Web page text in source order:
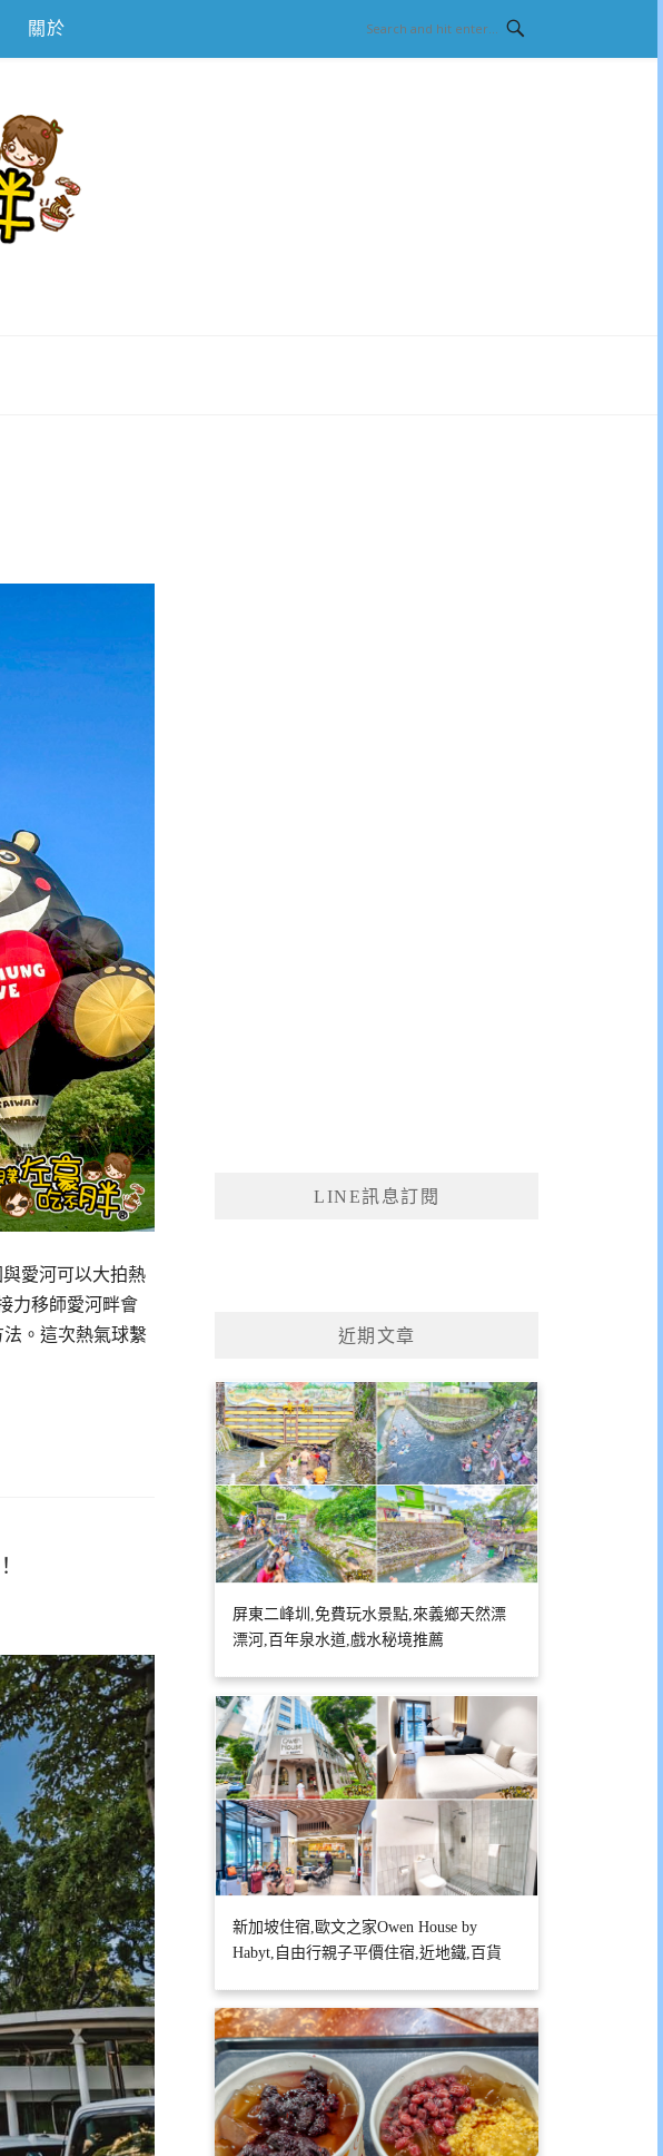
關於
愛河可以大拍熱
力移師愛河畔會
。這次熱氣球繫
LINE訊息訂閱
近期文章
屏東二峰圳,免費玩水景點,來義鄉天然漂
漂河,百年泉水道,戲水秘境推薦
新加坡住宿,歐文之家Owen House by
Habyt,自由行親子平價住宿,近地鐵,百貨